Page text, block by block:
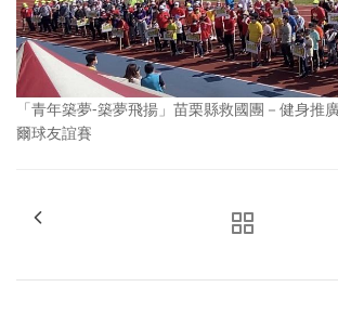
「青年築夢-築夢飛揚」苗栗縣救國團－健身推
爾球友誼賽